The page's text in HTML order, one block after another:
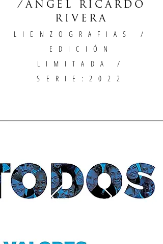
/ÁNGEL RICARDO
RIVERA
LIENZOGRAFIAS
/
EDICIÓN
LIMITADA /
SERIE:2022